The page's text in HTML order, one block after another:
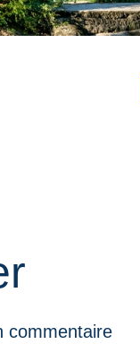
commentaire